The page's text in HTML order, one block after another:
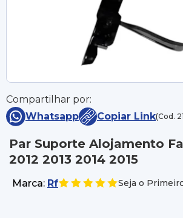
Compartilhar por:
Whatsapp
Copiar Link(Cod.
Par Suporte Alojamento
2012 2013 2014 2015
Marca: Rf Seja o